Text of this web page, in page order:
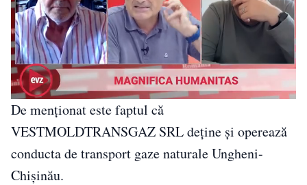
De menționat este faptul că
VESTMOLDTRANSGAZ SRL deține și operează
conducta de transport gaze naturale Ungheni-
Chișinău.